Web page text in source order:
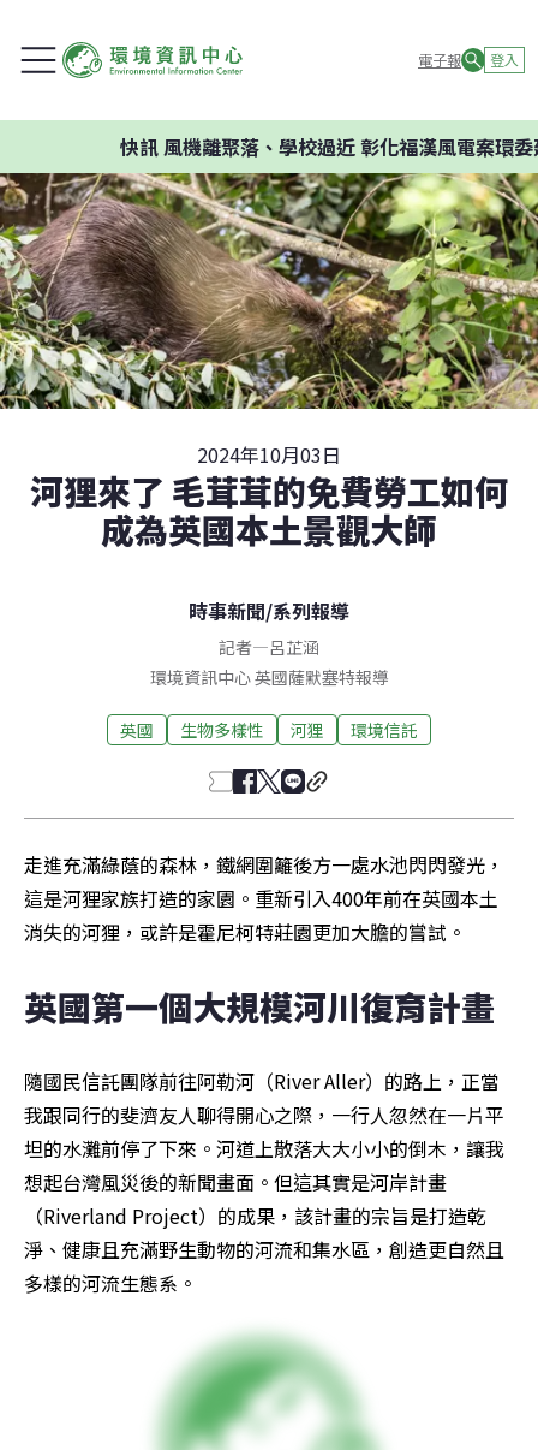
電子報 登入
風機離聚落、學校過近 彰化福漢風電案環委建議不
2024年10月03日
河狸來了 毛茸茸的免費勞工如何
成為英國本土景觀大師
時事新聞/系列報導
記者—呂芷涵
環境資訊中心英國薩默塞特報導
英國 生物多樣性 河狸 環境信託
走進充滿綠蔭的森林，鐵網圍籬後方一處水池閃閃發光，
這是河狸家族打造的家園。重新引入400年前在英國本土
消失的河狸，或許是霍尼柯特莊園更加大膽的嘗試。
英國第一個大規模河川復育計畫
隨國民信託團隊前往阿勒河（River Aller）的路上，正當
我跟同行的斐濟友人聊得開心之際，一行人忽然在一片平
坦的水灘前停了下來。河道上散落大大小小的倒木，讓我
想起台灣風災後的新聞畫面。但這其實是河岸計畫
（Riverland Project）的成果，該計畫的宗旨是打造乾
淨、健康且充滿野生動物的河流和集水區，創造更自然且
多樣的河流生態系。